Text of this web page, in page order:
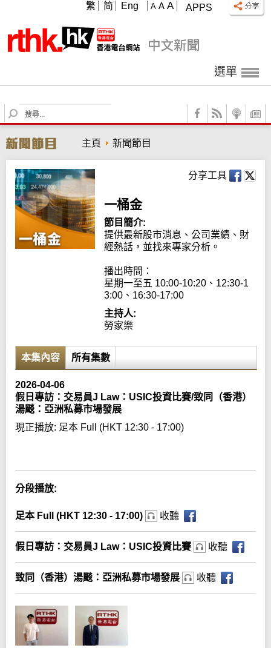
APPS
A A A
繁 简 Eng
選單
S
e
r
c
h
主頁 新聞節目
分享工具
一桶金
節目簡介:
提供最新股市消息、公司業績、財
經熱話，並找來專家分析。
播出時間：
星期一至五 10:00-10:20、12:30-1
3:00、16:30-17:00
主持人:
勞家樂
本集內容 所有集數
2026-04-06
假日專訪：交易員J Law：USIC投資比賽/致同（香港）
湯颷：亞洲私募市場發展
現正播放: 足本 Full (HKT 12:30 - 17:00)
分段播放:
足本 Full (HKT 12:30 - 17:00) 收聽
假日專訪：交易員J Law：USIC投資比賽 收聽
致同（香港）湯颷：亞洲私募市場發展 收聽